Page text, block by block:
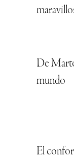
De
mundo
El